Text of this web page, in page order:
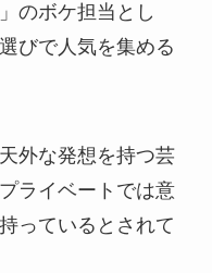
のボケ担当とし
びで人気を集める
外な発想を持つ芸
ライベートでは意
っているとされて